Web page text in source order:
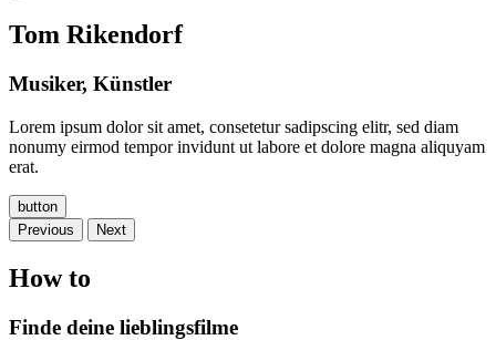
Tom Rikendorf
Musiker, Künstler
Lorem ipsum dolor sit amet, consetetur sadipscing elitr, sed diam
nonumy eirmod tempor invidunt ut labore et dolore magna aliquyam
erat.
button
Previous
Next
How to
Finde deine lieblingsfilme